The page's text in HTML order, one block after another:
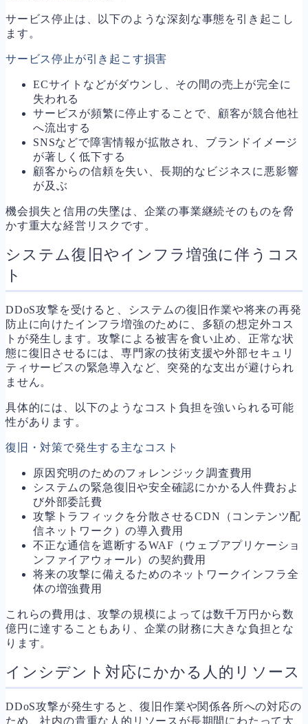
サービス停止は、以下のような深刻な事態を引き起こし
ます。
サービス停止が引き起こす損害
ECサイトなどがダウンし、その間の売上が完全に
失われる
サービスが頻繁に停止することで、顧客が競合他社
へ流出する
SNSなどで障害情報が拡散され、ブランドイメージ
が著しく低下する
顧客からの信頼を失い、長期的なビジネスに悪影響
が及ぶ
機会損失と信用の失墜は、企業の事業継続そのものを脅
かす重大な経営リスクです。
システム復旧やインフラ増強に伴うコス
ト
DDoS攻撃を受けると、システムの復旧作業や将来の再発
防止に向けたインフラ増強のために、多額の想定外コス
トが発生します。攻撃による被害を食い止め、正常な状
態に復旧させるには、専門家の技術支援や外部セキュリ
ティサービスの緊急導入など、突発的な支出が避けられ
ません。
具体的には、以下のようなコスト負担を強いられる可能
性があります。
復旧・対策で発生する主なコスト
原因究明のためのフォレンジック調査費用
システムの緊急復旧や安全確認にかかる人件費およ
び外部委託費
攻撃トラフィックを分散させるCDN（コンテンツ配
信ネットワーク）の導入費用
不正な通信を遮断するWAF（ウェブアプリケーショ
ンファイアウォール）の契約費用
将来の攻撃に備えるためのネットワークインフラ全
体の増強費用
これらの費用は、攻撃の規模によっては数千万円から数
億円に達することもあり、企業の財務に大きな負担とな
ります。
インシデント対応にかかる人的リソース
DDoS攻撃が発生すると、復旧作業や関係各所への対応の
ため、社内の貴重な人的リソースが長期間にわたって大